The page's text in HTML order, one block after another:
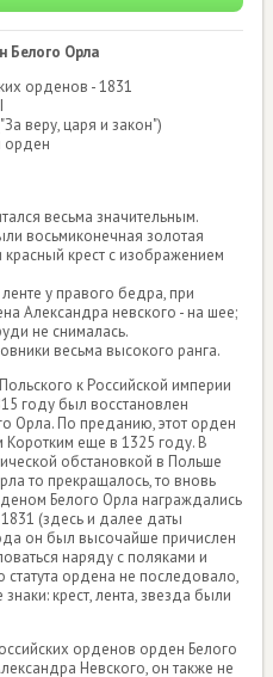
Белого Орла
орденов - 1831
веру, царя и закон")
орден
весьма значительным.
восьмиконечная золотая
крест с изображением
у правого бедра, при
Александра невского - на шее;
не снималась.
весьма высокого ранга.
к Российской империи
году был восстановлен
Орла. По преданию, этот орден
еще в 1325 году. В
обстановкой в Польше
то прекращалось, то вновь
Белого Орла награждались
(здесь и далее даты
он был высочайше причислен
наряду с поляками и
ордена не последовало,
крест, лента, звезда были
орденов орден Белого
Невского, он также не